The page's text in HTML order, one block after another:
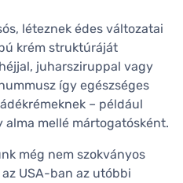
léteznek édes változatai
krém struktúráját
juharsziruppal vagy
így egészséges
– például
mellé mártogatósként.
még nem szokványos
USA-ban az utóbbi